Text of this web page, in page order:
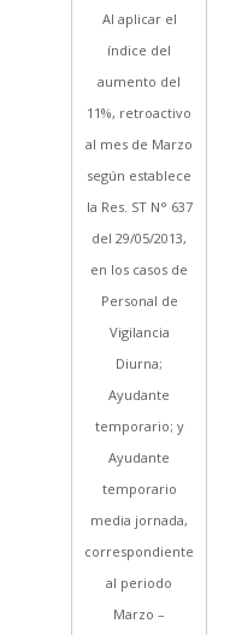
Al aplicar el
índice del
aumento del
11%, retroactivo
al mes de Marzo
según establece
la Res. ST N° 637
del 29/05/2013,
en los casos de
Personal de
Vigilancia
Diurna;
Ayudante
temporario; y
Ayudante
temporario
media jornada,
correspondiente
al periodo
Marzo –